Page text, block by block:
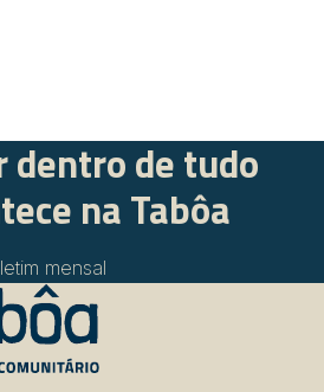
dentro de tudo
na Tabôa
mensal